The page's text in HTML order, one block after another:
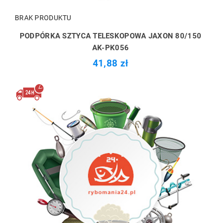
BRAK PRODUKTU
PODPÓRKA SZTYCA TELESKOPOWA JAXON 80/150
AK-PK056
41,88 zł